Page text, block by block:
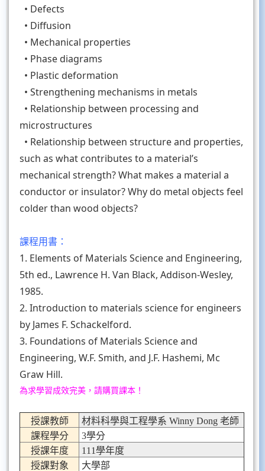
• Defects
• Diffusion
• Mechanical properties
• Phase diagrams
• Plastic deformation
• Strengthening mechanisms in metals
• Relationship between processing and
microstructures
• Relationship between structure and properties,
such as what contributes to a material’s
mechanical strength? What makes a material a
conductor or insulator? Why do metal objects feel
colder than wood objects?
課程用書：
1. Elements of Materials Science and Engineering,
5th ed., Lawrence H. Van Black, Addison-Wesley,
1985.
2. Introduction to materials science for engineers
by James F. Schackelford.
3. Foundations of Materials Science and
Engineering, W.F. Smith, and J.F. Hashemi, Mc
Graw Hill.
為求學習成效完美，請購買課本！
授課教師
材料科學與工程學系 Winny Dong 老師
課程學分
3學分
授課年度
111學年度
授課對象
大學部